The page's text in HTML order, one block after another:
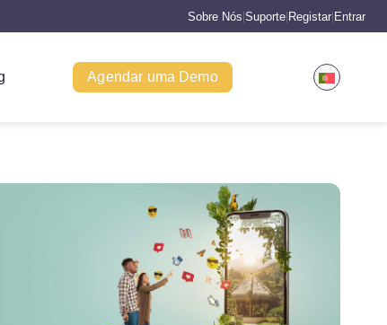
Sobre Nós Suporte Registar Entrar
Agendar uma Demo